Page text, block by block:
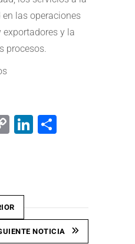
las operaciones
y la
procesos.
CopyLinkedIn
NOTICIA